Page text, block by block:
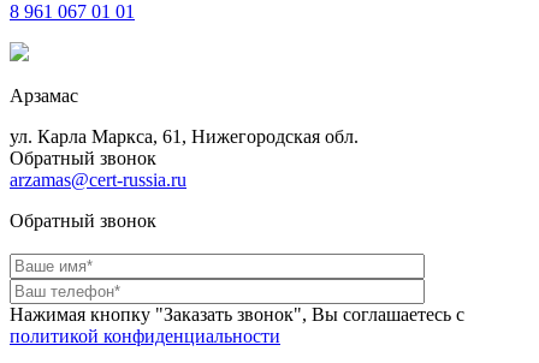
8 961 067 01 01
Арзамас
ул. Карла Маркса, 61, Нижегородская обл.
Обратный звонок
arzamas@cert-russia.ru
Обратный звонок
Нажимая кнопку "Заказать звонок", Вы соглашаетесь с
политикой конфиденциальности